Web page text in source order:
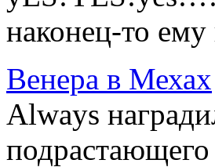
наконец-то
Венера в Мехах
Always